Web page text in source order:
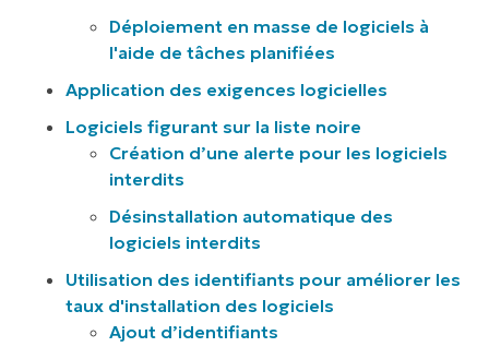
Déploiement en masse de logiciels à
l'aide de tâches planifiées
Application des exigences logicielles
Logiciels figurant sur la liste noire
Création d’une alerte pour les logiciels
interdits
Désinstallation automatique des
logiciels interdits
Utilisation des identifiants pour améliorer les
taux d'installation des logiciels
Ajout d’identifiants